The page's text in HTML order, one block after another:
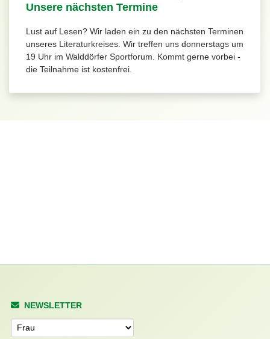
Unsere nächsten Termine
Lust auf Lesen? Wir laden ein zu den nächsten Terminen
unseres Literaturkreises. Wir treffen uns donnerstags um
19 Uhr im Walddörfer Sportforum. Kommt gerne vorbei -
die Teilnahme ist kostenfrei.
NEWSLETTER
Anrede